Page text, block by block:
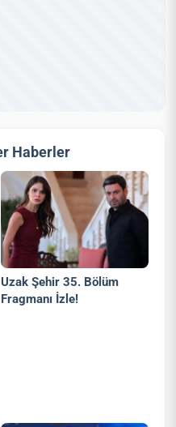
Haberler
Uzak Şehir 35. Bölüm
Fragmanı İzle!